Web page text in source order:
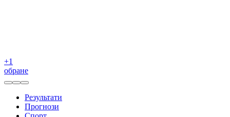
+1
обране
Результати
Прогнози